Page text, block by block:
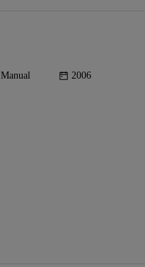
Manual 2006